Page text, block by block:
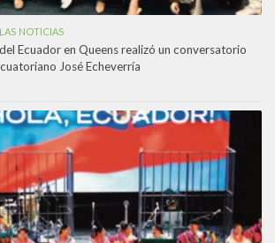
NOTICIAS
Ecuador en Queens realizó un conversatorio
José Echeverría